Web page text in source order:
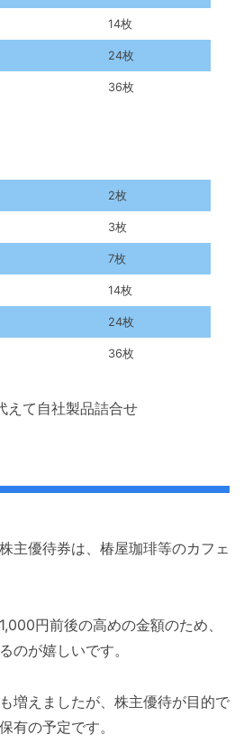
14枚
24枚
36枚
2枚
3枚
7枚
14枚
24枚
36枚
えて自社製品詰合せ
主優待券は、椿屋珈琲等のカフェ
円前後の高めの金額のため、
のが嬉しいです。
増えましたが、株主優待が目的で
有の予定です。